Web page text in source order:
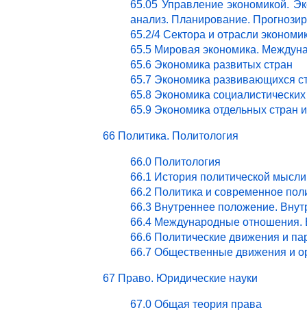
65.05 Управление экономикой.
анализ. Планирование.
65.2/4 Сектора и отрасли
65.5 Мировая экономика.
65.6 Экономика развитых стран
65.7 Экономика развивающихся
65.8 Экономика
65.9 Экономика отдельных стран
66 Политика. Политология
66.0 Политология
66.1 История политической мысли
66.2 Политика и современное
66.3 Внутреннее положение.
66.4 Международные отношения.
66.6 Политические движения и
66.7 Общественные движения и
67 Право. Юридические науки
67.0 Общая теория права